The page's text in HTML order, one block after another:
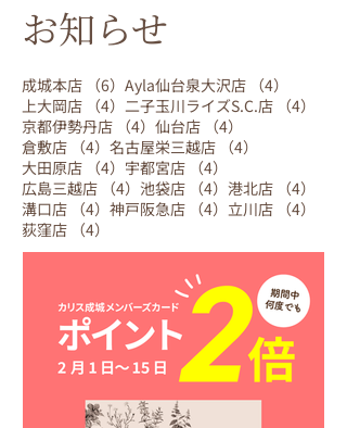
お知らせ
成城本店 （6） 6件の記事
Ayla仙台泉大沢店 （4）
上大岡店 （4） 4件の記事
二子玉川ライズS.C.店 （4）
京都伊勢丹店 （4） 4件の記事
仙台店 （4）
倉敷店 （4） 4件の記事
名古屋栄三越店 （4）
大田原店 （4） 4件の記事
宇都宮店 （4）
広島三越店 （4） 4件の記事
池袋店 （4） 4件の記事
港北店 （4）
溝口店 （4） 4件の記事
神戸阪急店 （4） 4件の記事
立川店 （4）
荻窪店 （4）